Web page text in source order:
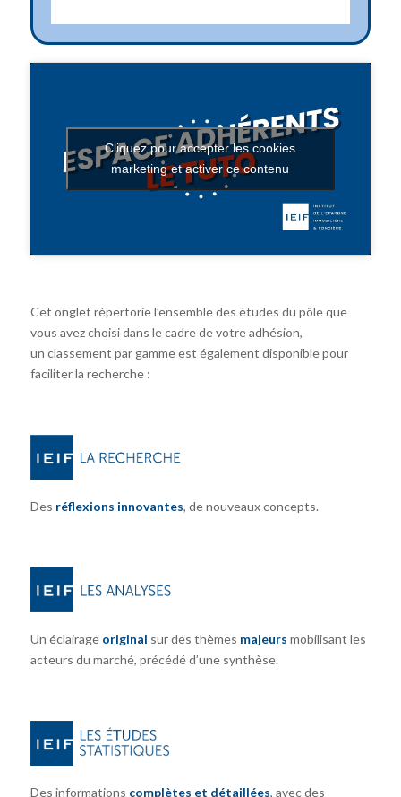
Cliquez pour accepter les cookies
marketing et activer ce contenu
Cet onglet répertorie l’ensemble des études du pôle que
vous avez choisi dans le cadre de votre adhésion,
un classement par gamme est également disponible pour
faciliter la recherche :
Des réflexions innovantes, de nouveaux concepts.
Un éclairage original sur des thèmes majeurs mobilisant les
acteurs du marché, précédé d’une synthèse.
Des informations complètes et détaillées, avec des